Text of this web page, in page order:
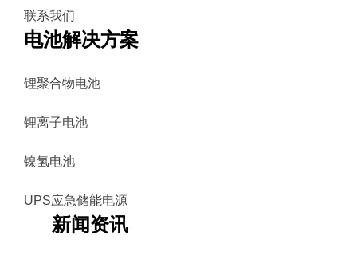
联系我们
电池解决方案
锂聚合物电池
锂离子电池
镍氢电池
UPS应急储能电源
新闻资讯